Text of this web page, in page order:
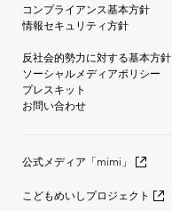
コンプライアンス基本方針
情報セキュリティ方針
反社会的勢力に対する基本方針
ソーシャルメディアポリシー
プレスキット
お問い合わせ
公式メディア「mimi」
こどもめいしプロジェクト